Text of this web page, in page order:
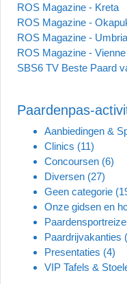
ROS Magazine - Kreta
ROS Magazine -
ROS Magazine -
ROS Magazine -
SBS6 TV Beste Paard
Paardenpas-
Aanbiedingen &
Clinics (11)
Concoursen (6)
Diversen (27)
Geen categorie
Onze gidsen en
Paardrijvakanties
Presentaties (4)
VIP Tafels &